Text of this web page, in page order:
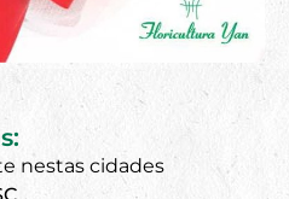
nestas cidades